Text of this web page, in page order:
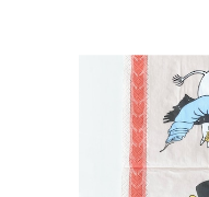
ワックスペーパー
デコパージュ用品
シリコンモールド
食べ物・フルー
食器・カトラリ
洋服・靴柄
カクテルサイズ
ドイツ製 ti-flair/
ランチサイズ
カクテルサイズ
ドイツ製 PAW/
ランチサイズ
ドイツ製 Daisy/
デコパージュは
3Dデコパージュ
コーティング液
トレイ
ポスター・カレ
北欧雑貨
デコパージュ用品